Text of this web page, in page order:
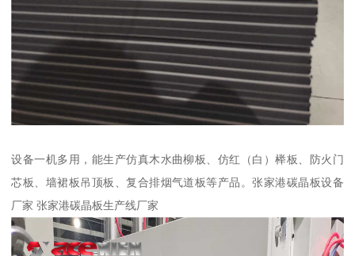
设备一机多用，能生产仿真木水曲柳板、仿红（白）榉板、防火门
芯板、墙裙板吊顶板、复合排烟气道板等产品。张家港碳晶板设备
厂家 张家港碳晶板生产线厂家